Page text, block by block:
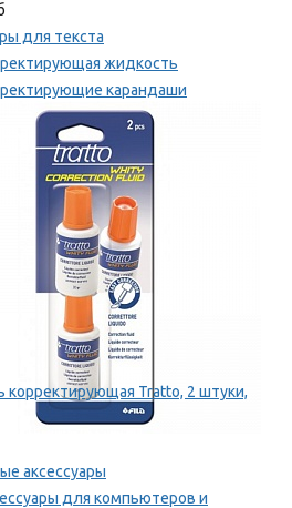
для текста
жидкость
карандаши
ленты
корректирующая Tratto, 2 штуки,
аксессуары
для компьютеров и